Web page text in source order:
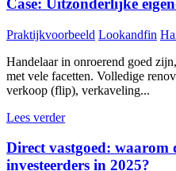
Case: Uitzonderlijke
Praktijkvoorbeeld Lookandfin
Handelaar in onroerend goed
met vele facetten. Volledige
verkoop (flip), verkaveling...
Lees verder
Direct vastgoed: waarom
investeerders in 2025?